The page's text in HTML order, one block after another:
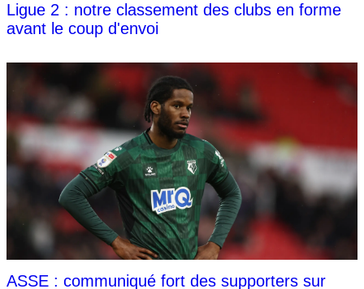
Ligue 2 : notre classement des clubs en forme
avant le coup d'envoi
ASSE : communiqué fort des supporters sur